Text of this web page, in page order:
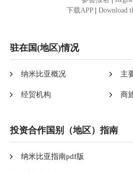
下载APP
Download
驻在国(地区)情况
纳米比亚概况 主
经贸机构 商
投资合作国别（地区）指南
纳米比亚指南pdf版